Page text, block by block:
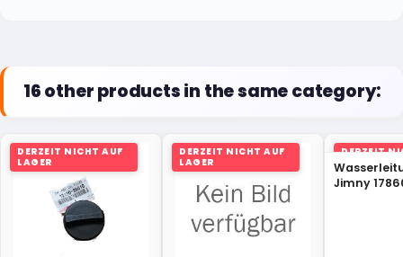
16 other products in the same category:
DERZEIT NICHT AUF
LAGER
DERZEIT NICHT AUF
LAGER
DERZEIT
LAGER
Jimny